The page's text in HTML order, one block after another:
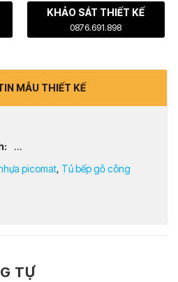
KHẢO SÁT THIẾT KẾ
0876.691.898
MẪU THIẾT KẾ
...
picomat, Tủ bếp gỗ công
TỰ